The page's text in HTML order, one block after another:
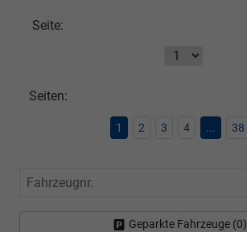
Seite:
Seiten:
1 2 3 4 ... 38
Fahrzeugnr.
Geparkte Fahrzeuge (0)